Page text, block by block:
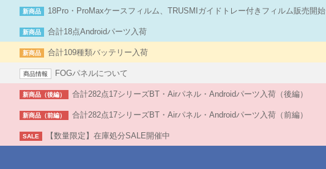
新商品 18Pro・ProMaxケースフィルム、TRUSMIガイドトレー付きフィルム販売開始
新商品 合計18点Androidパーツ入荷
新商品 合計109種類バッテリー入荷
商品情報 FOGパネルについて
新商品（後編） 合計282点17シリーズBT・Airパネル・Androidパーツ入荷（後編）
新商品（前編） 合計282点17シリーズBT・Airパネル・Androidパーツ入荷（前編）
SALE 【数量限定】在庫処分SALE開催中